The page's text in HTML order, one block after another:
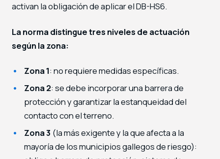
activan la obligación de aplicar el DB-HS6.
La norma distingue tres niveles de actuación
según la zona:
Zona 1: no requiere medidas específicas.
Zona 2: se debe incorporar una barrera de
protección y garantizar la estanqueidad del
contacto con el terreno.
Zona 3 (la más exigente y la que afecta a la
mayoría de los municipios gallegos de riesgo):